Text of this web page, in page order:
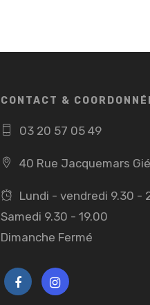
CONTACT &
03 20 57 05 49
40 Rue Jacquemars
Lundi - vendredi 9.30 -
Samedi 9.30 - 19.00
Dimanche Fermé